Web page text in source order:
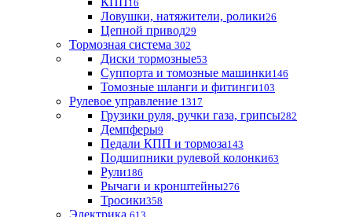
16
Ловушки, натяжители, ролики26
Цепной привод29
Тормозная система 302
Диски тормозные53
Суппорта и томозные машинки146
Томозные шланги и фитинги103
Рулевое управление 1317
Грузики руля, ручки газа, грипсы282
Демпферы9
Педали КПП и тормоза143
Подшипники рулевой колонки63
Рули186
Рычаги и кронштейны276
Тросики358
Электрика